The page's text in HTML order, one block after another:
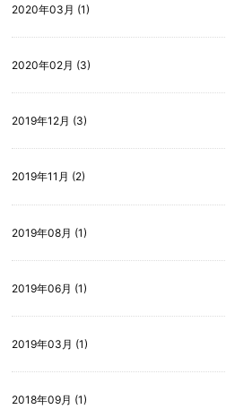
2020年03月 (1)
2020年02月 (3)
2019年12月 (3)
2019年11月 (2)
2019年08月 (1)
2019年06月 (1)
2019年03月 (1)
2018年09月 (1)